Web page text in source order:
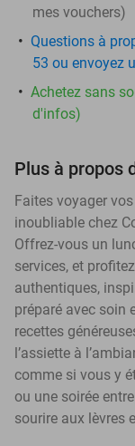
mes vouchers)
Questions à
53 ou envoyez
Achetez sans
d'infos)
Plus à propos
Faites voyager
inoubliable chez
Offrez-vous un
services, et
authentiques,
préparé avec soin
recettes
l’assiette à
comme si vous y
ou une soirée
sourire aux lèvres